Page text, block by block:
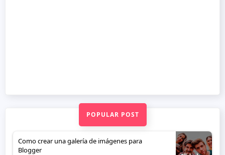
POPULAR POST
Como crear una galería de imágenes para
Blogger